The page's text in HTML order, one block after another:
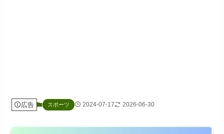
広告 スポーツ 2024-07-17 2026-06-30